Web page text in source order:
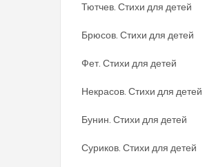
Тютчев. Стихи для детей
Брюсов. Стихи для детей
Фет. Стихи для детей
Некрасов. Стихи для детей
Бунин. Стихи для детей
Суриков. Стихи для детей